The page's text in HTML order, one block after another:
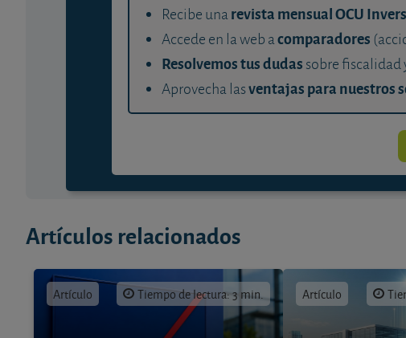
Recibe unarevista mensual OCU
Accede en la web acomparadores
Resolvemos tus dudas sobre fiscalidad
Aprovecha lasventajas para nuestros
Artículos relacionados
Artículo Tiempo de lectura: 3 min. Artículo